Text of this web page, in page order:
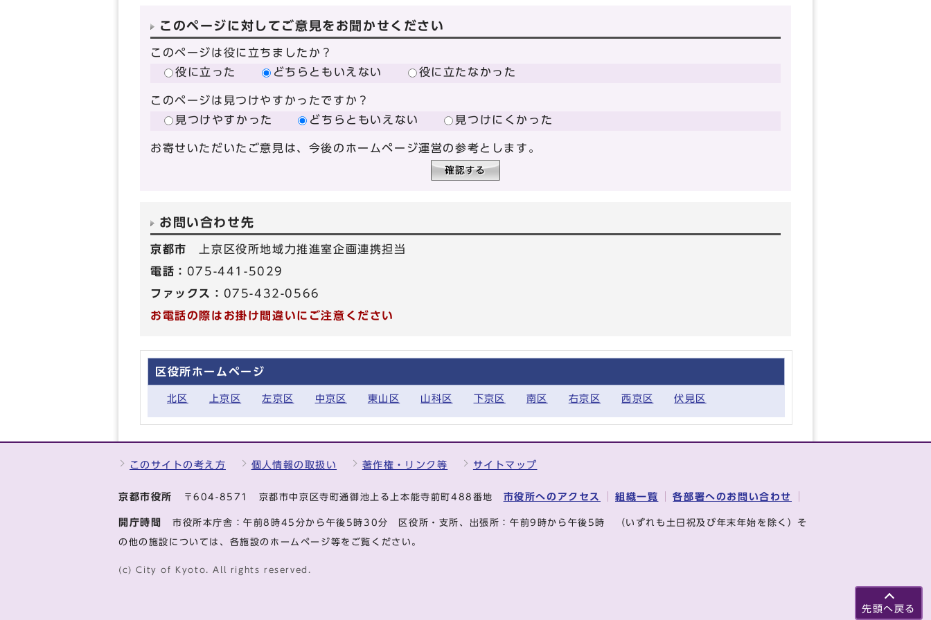
このページに対してご意見をお聞かせください
このページは役に立ちましたか？
役に立った
どちらともいえない 役に立たなかった
このページは見つけやすかったですか？
見つけやすかった
どちらともいえない 見つけにくかった
お寄せいただいたご意見は、今後のホームページ運営の参考とします。
お問い合わせ先
京都市
上京区役所地域力推進室企画連携担当
電話： 075-441-5029
ファックス： 075-432-0566
お電話の際はお掛け間違いにご注意ください
区役所ホームページ
北区 上京区 左京区 中京区 東山区 山科区 下京区 南区 右京区 西京区 伏見区
先頭へ戻る
このサイトの考え方 個人情報の取扱い 著作権・リンク等 サイトマップ
京都市役所 〒604-8571 京都市中京区寺町通御池上る上本能寺前町488番地 市役所へのアクセス 組織一覧 各部署へのお問い合わせ
開庁時間 市役所本庁舎：午前8時45分から午後5時30分 区役所・支所、出張所：午前9時から午後5時 （いずれも土日祝及び年末年始を除く）そ
の他の施設については、各施設のホームページ等をご覧ください。
(c) City of Kyoto. All rights reserved.